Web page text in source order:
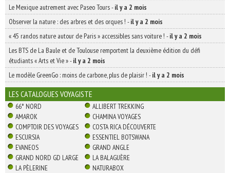
Le Mexique autrement avec Paseo Tours-il y a 2 mois
Observer la nature : des arbres et des orques ! -il y a 2 mois
« 45 randos nature autour de Paris » accessibles sans voiture ! -il y a 2 mois
Les BTS de La Baule et de Toulouse remportent la deuxième édition du défi
étudiants « Arts et Vie »-il y a 2 mois
Le modèle GreenGo : moins de carbone, plus de plaisir ! -il y a 2 mois
LES CATALOGUES VOYAGISTE
66° NORD
ALLIBERT TREKKING
AMAROK
CHAMINA VOYAGES
COMPTOIR DES VOYAGES
COSTA RICA DÉCOUVERTE
ESCURSIA
ESSENTIEL BOTSWANA
EVANEOS
GRAND ANGLE
GRAND NORD GD LARGE
LA BALAGUÈRE
LA PÈLERINE
NATURABOX